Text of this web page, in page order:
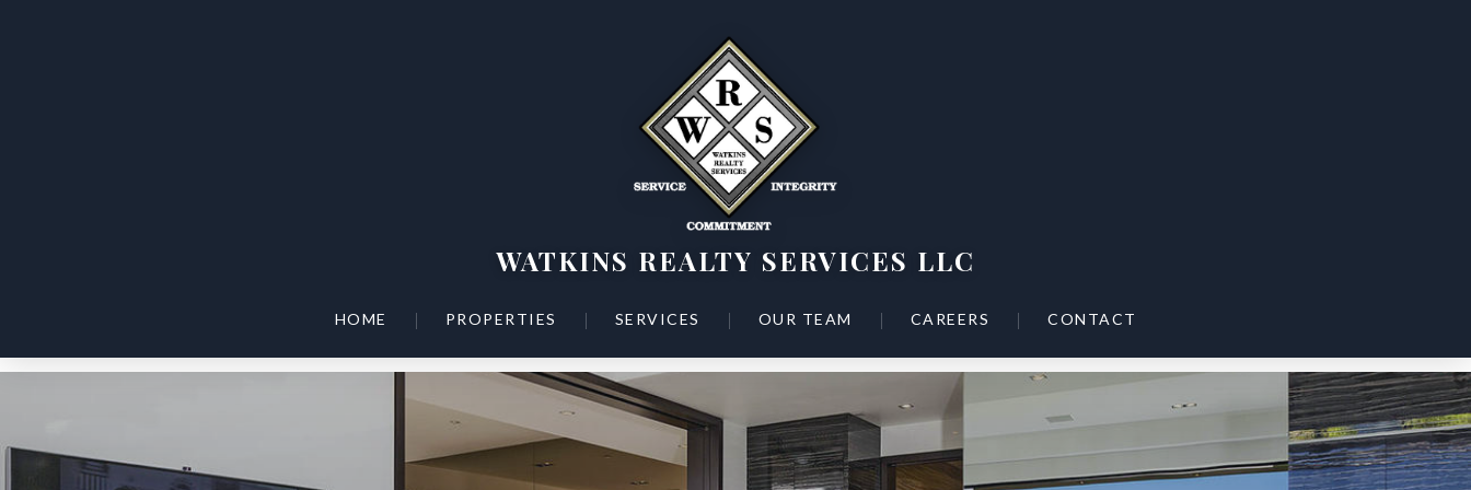
WATKINS REALTY SERVICES LLC
HOME | PROPERTIES | SERVICES | OUR TEAM | CAREERS | CONTACT